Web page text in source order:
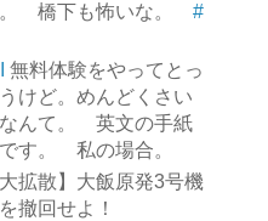
。 橋下も怖いな。 #
無料体験をやってとっ
けど。めんどくさい
なんて。 英文の手紙
す。 私の場合。
拡散】大飯原発3号機
撤回せよ！